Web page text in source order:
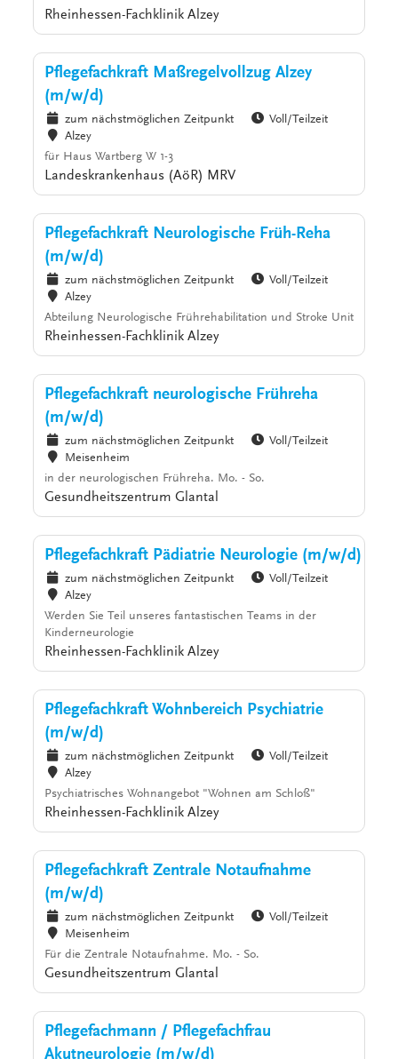
Rheinhessen-Fachklinik Alzey
Pflegefachkraft Maßregelvollzug Alzey
(m/w/d)
zum nächstmöglichen Zeitpunkt
Voll/Teilzeit
Alzey
für Haus Wartberg W 1-3
Landeskrankenhaus (AöR) MRV
Pflegefachkraft Neurologische Früh-Reha
(m/w/d)
zum nächstmöglichen Zeitpunkt
Voll/Teilzeit
Alzey
Abteilung Neurologische Frührehabilitation und Stroke Unit
Rheinhessen-Fachklinik Alzey
Pflegefachkraft neurologische Frühreha
(m/w/d)
zum nächstmöglichen Zeitpunkt
Voll/Teilzeit
Meisenheim
in der neurologischen Frühreha. Mo. - So.
Gesundheitszentrum Glantal
Pflegefachkraft Pädiatrie Neurologie (m/w/d)
zum nächstmöglichen Zeitpunkt
Voll/Teilzeit
Alzey
Werden Sie Teil unseres fantastischen Teams in der
Kinderneurologie
Rheinhessen-Fachklinik Alzey
Pflegefachkraft Wohnbereich Psychiatrie
(m/w/d)
zum nächstmöglichen Zeitpunkt
Voll/Teilzeit
Alzey
Psychiatrisches Wohnangebot "Wohnen am Schloß"
Rheinhessen-Fachklinik Alzey
Pflegefachkraft Zentrale Notaufnahme
(m/w/d)
zum nächstmöglichen Zeitpunkt
Voll/Teilzeit
Meisenheim
Für die Zentrale Notaufnahme. Mo. - So.
Gesundheitszentrum Glantal
Pflegefachmann / Pflegefachfrau
Akutneurologie (m/w/d)